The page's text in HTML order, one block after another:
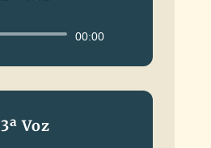
Reproductor00:00
3ª Voz